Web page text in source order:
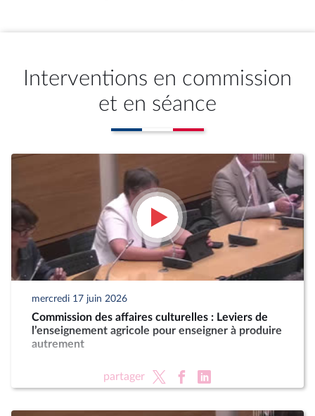
Interventions en commission
et en séance
mercredi 17 juin 2026
Commission des affaires culturelles : Leviers de
l’enseignement agricole pour enseigner à produire
autrement
partager